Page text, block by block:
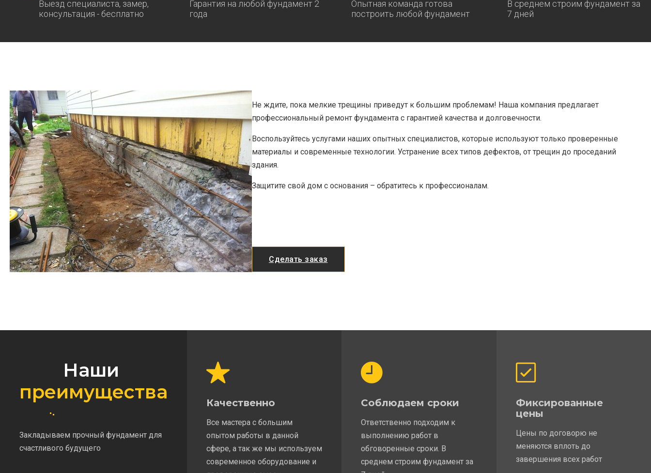
Выезд специалиста, замер,
консультация - бесплатно
Гарантия на любой фундамент 2
года
Опытная команда готова
построить любой фундамент
В среднем строим фундамент за
7 дней
Не ждите, пока мелкие трещины приведут к большим проблемам! Наша компания предлагает
профессиональный ремонт фундамента с гарантией качества и долговечности.
Воспользуйтесь услугами наших опытных специалистов, которые используют только проверенные
материалы и современные технологии. Устранение всех типов дефектов, от трещин до проседаний
здания.
Защитите свой дом с основания – обратитесь к профессионалам.
Сделать заказ
Наши
преимущества
Закладываем прочный фундамент для
счастливого будущего
Качественно
Все мастера с большим
опытом работы в данной
сфере, а так же мы используем
современное оборудование и
Соблюдаем сроки
Ответственно подходим к
выполнению работ в
обговоренные сроки. В
среднем строим фундамент за
Фиксированные
цены
Цены по договорю не
меняются вплоть до
завершения всех работ